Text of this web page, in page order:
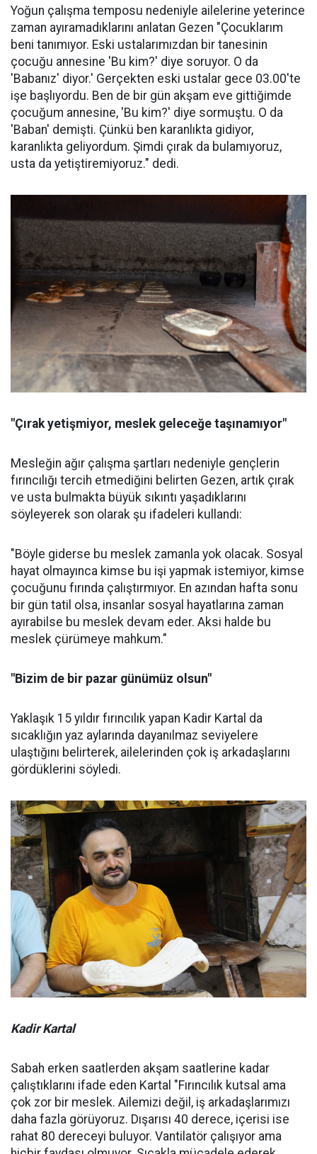
Yoğun çalışma temposu nedeniyle ailelerine yeterince
zaman ayıramadıklarını anlatan Gezen "Çocuklarım
beni tanımıyor. Eski ustalarımızdan bir tanesinin
çocuğu annesine 'Bu kim?' diye soruyor. O da
'Babanız' diyor.' Gerçekten eski ustalar gece 03.00'te
işe başlıyordu. Ben de bir gün akşam eve gittiğimde
çocuğum annesine, 'Bu kim?' diye sormuştu. O da
'Baban' demişti. Çünkü ben karanlıkta gidiyor,
karanlıkta geliyordum. Şimdi çırak da bulamıyoruz,
usta da yetiştiremiyoruz." dedi.
"Çırak yetişmiyor, meslek geleceğe taşınamıyor"
Mesleğin ağır çalışma şartları nedeniyle gençlerin
fırıncılığı tercih etmediğini belirten Gezen, artık çırak
ve usta bulmakta büyük sıkıntı yaşadıklarını
söyleyerek son olarak şu ifadeleri kullandı:
"Böyle giderse bu meslek zamanla yok olacak. Sosyal
hayat olmayınca kimse bu işi yapmak istemiyor, kimse
çocuğunu fırında çalıştırmıyor. En azından hafta sonu
bir gün tatil olsa, insanlar sosyal hayatlarına zaman
ayırabilse bu meslek devam eder. Aksi halde bu
meslek çürümeye mahkum."
"Bizim de bir pazar günümüz olsun"
Yaklaşık 15 yıldır fırıncılık yapan Kadir Kartal da
sıcaklığın yaz aylarında dayanılmaz seviyelere
ulaştığını belirterek, ailelerinden çok iş arkadaşlarını
gördüklerini söyledi.
Kadir Kartal
Sabah erken saatlerden akşam saatlerine kadar
çalıştıklarını ifade eden Kartal "Fırıncılık kutsal ama
çok zor bir meslek. Ailemizi değil, iş arkadaşlarımızı
daha fazla görüyoruz. Dışarısı 40 derece, içerisi ise
rahat 80 dereceyi buluyor. Vantilatör çalışıyor ama